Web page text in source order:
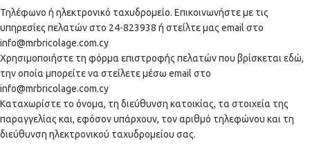
Τηλέφωνο ή ηλεκτρονικό ταχυδρομείο. Επικοινωνήστε με τις
υπηρεσίες πελατών στο 24-823938 ή στείλτε μας email στο
info@mrbricolage.com.cy
Χρησιμοποιήστε τη φόρμα επιστροφής πελατών που βρίσκεται εδώ,
την οποία μπορείτε να στείλετε μέσω email στο
info@mrbricolage.com.cy
Καταχωρίστε το όνομα, τη διεύθυνση κατοικίας, τα στοιχεία της
παραγγελίας και, εφόσον υπάρχουν, τον αριθμό τηλεφώνου και τη
διεύθυνση ηλεκτρονικού ταχυδρομείου σας.